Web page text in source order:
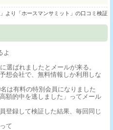
より「ホースマンサミット」の口コミ検証
よ
選ばれましたとメールが来る。
想会社で、無料情報しか利用しな
は有料の特別会員になりました
額的中を逃しました」ってメール
登録して検証した結果、毎回同じ
て